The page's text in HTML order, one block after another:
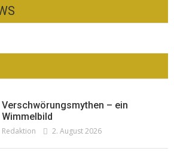
London mit Summer Sale und
neuer Kollektion
Redaktion 19. Juli 2026
der Honig? – Neue EU-
Regeln gelten 14. Juni
Verschwörungsmythen – ein
Wimmelbild
Redaktion 2. August 2026